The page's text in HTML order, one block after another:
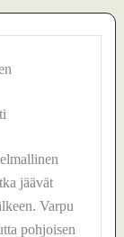
jäävät
Varpu
pohjoisen